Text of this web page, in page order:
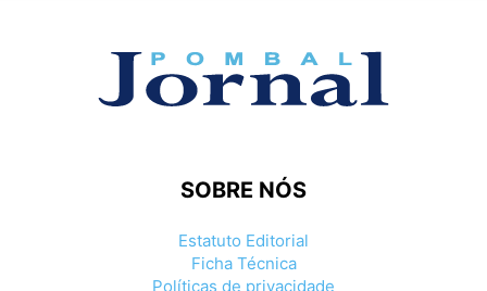
SOBRE NÓS
Estatuto Editorial
Ficha Técnica
Políticas de privacidade